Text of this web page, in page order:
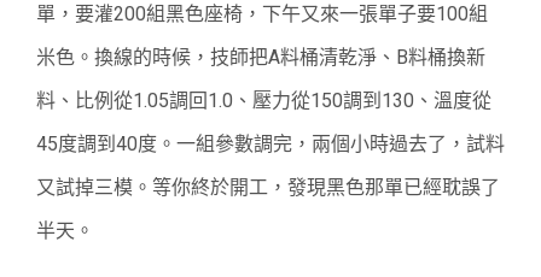
單，要灌200組黑色座椅，下午又來一張單子要100組
米色。換線的時候，技師把A料桶清乾淨、B料桶換新
料、比例從1.05調回1.0、壓力從150調到130、溫度從
45度調到40度。一組參數調完，兩個小時過去了，試料
又試掉三模。等你終於開工，發現黑色那單已經耽誤了
半天。